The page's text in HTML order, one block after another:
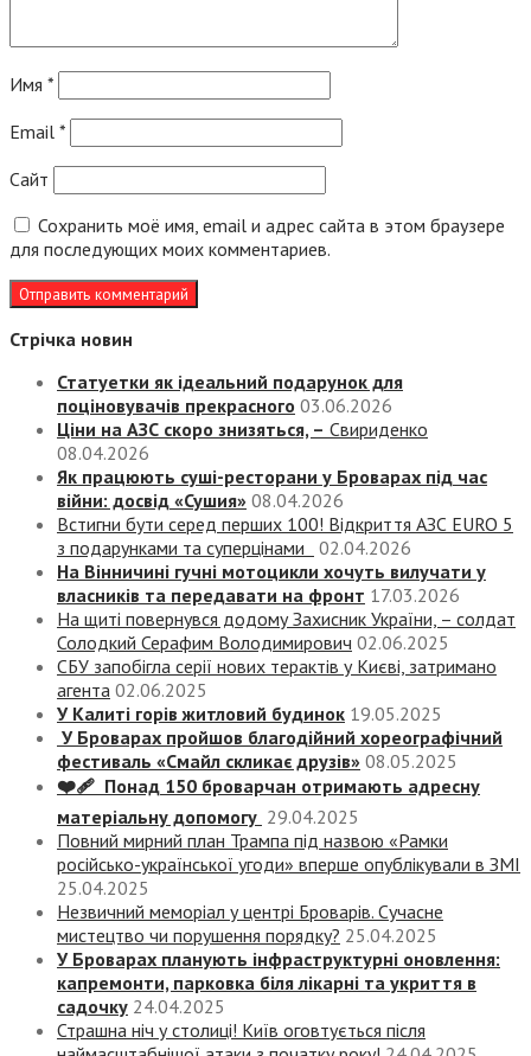
Имя *
Email *
Сайт
Сохранить моё имя, email и адрес сайта в этом браузере
для последующих моих комментариев.
Стрічка новин
Статуетки як ідеальний подарунок для
поціновувачів прекрасного 03.06.2026
Ціни на АЗС скоро знизяться, – Свириденко
08.04.2026
Як працюють суші-ресторани у Броварах під час
війни: досвід «Сушия» 08.04.2026
Встигни бути серед перших 100! Відкриття АЗС EURO 5
з подарунками та суперцінами
02.04.2026
На Вінничині гучні мотоцикли хочуть вилучати у
власників та передавати на фронт 17.03.2026
На щиті повернувся додому Захисник України, – солдат
Солодкий Серафим Володимирович 02.06.2025
СБУ запобігла серії нових терактів у Києві, затримано
агента 02.06.2025
У Калиті горів житловий будинок 19.05.2025
У Броварах пройшов благодійний хореографічний
фестиваль «Смайл скликає друзів» 08.05.2025
❤️‍🩹 Понад 150 броварчан отримають адресну
матеріальну допомогу 29.04.2025
Повний мирний план Трампа під назвою «‎Рамки
російсько-української угоди» вперше опублікували в ЗМІ
25.04.2025
Незвичний меморіал у центрі Броварів. Сучасне
мистецтво чи порушення порядку? 25.04.2025
У Броварах планують інфраструктурні оновлення:
капремонти, парковка біля лікарні та укриття в
садочку 24.04.2025
Страшна ніч у столиці! Київ оговтується після